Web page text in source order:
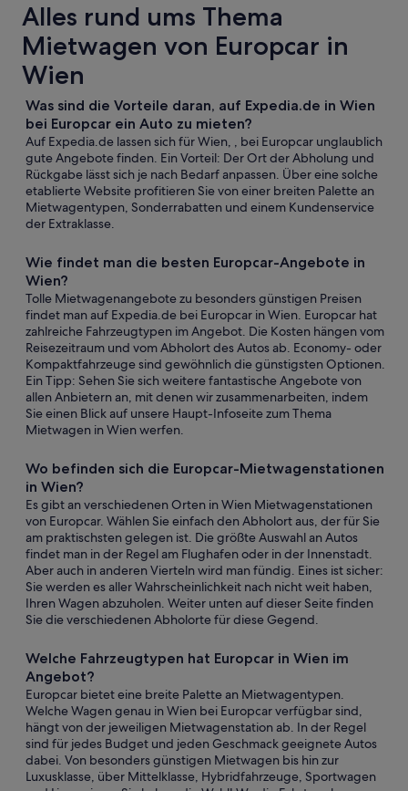
Alles rund ums Thema
Mietwagen von Europcar in
Wien
Was sind die Vorteile daran, auf Expedia.de in Wien
bei Europcar ein Auto zu mieten?
Auf Expedia.de lassen sich für Wien, , bei Europcar unglaublich
gute Angebote finden. Ein Vorteil: Der Ort der Abholung und
Rückgabe lässt sich je nach Bedarf anpassen. Über eine solche
etablierte Website profitieren Sie von einer breiten Palette an
Mietwagentypen, Sonderrabatten und einem Kundenservice
der Extraklasse.
Wie findet man die besten Europcar-Angebote in
Wien?
Tolle Mietwagenangebote zu besonders günstigen Preisen
findet man auf Expedia.de bei Europcar in Wien. Europcar hat
zahlreiche Fahrzeugtypen im Angebot. Die Kosten hängen vom
Reisezeitraum und vom Abholort des Autos ab. Economy- oder
Kompaktfahrzeuge sind gewöhnlich die günstigsten Optionen.
Ein Tipp: Sehen Sie sich weitere fantastische Angebote von
allen Anbietern an, mit denen wir zusammenarbeiten, indem
Sie einen Blick auf unsere Haupt-Infoseite zum Thema
Mietwagen in Wien werfen.
Wo befinden sich die Europcar-Mietwagenstationen
in Wien?
Es gibt an verschiedenen Orten in Wien Mietwagenstationen
von Europcar. Wählen Sie einfach den Abholort aus, der für Sie
am praktischsten gelegen ist. Die größte Auswahl an Autos
findet man in der Regel am Flughafen oder in der Innenstadt.
Aber auch in anderen Vierteln wird man fündig. Eines ist sicher:
Sie werden es aller Wahrscheinlichkeit nach nicht weit haben,
Ihren Wagen abzuholen. Weiter unten auf dieser Seite finden
Sie die verschiedenen Abholorte für diese Gegend.
Welche Fahrzeugtypen hat Europcar in Wien im
Angebot?
Europcar bietet eine breite Palette an Mietwagentypen.
Welche Wagen genau in Wien bei Europcar verfügbar sind,
hängt von der jeweiligen Mietwagenstation ab. In der Regel
sind für jedes Budget und jeden Geschmack geeignete Autos
dabei. Von besonders günstigen Mietwagen bis hin zur
Luxusklasse, über Mittelklasse, Hybridfahrzeuge, Sportwagen